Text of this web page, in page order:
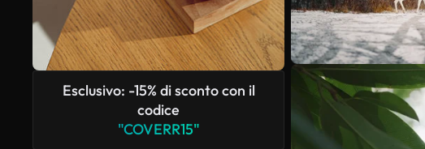
Esclusivo: -15% di sconto con il
codice
"COVERR15"